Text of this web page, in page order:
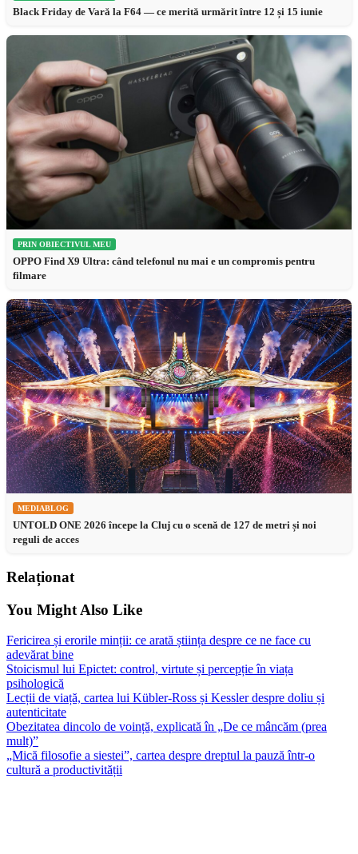
Black Friday de Vară la F64 — ce merită urmărit între 12 și 15 iunie
PRIN OBIECTIVUL MEU
OPPO Find X9 Ultra: când telefonul nu mai e un compromis pentru
filmare
MEDIABLOG
UNTOLD ONE 2026 începe la Cluj cu o scenă de 127 de metri și noi
reguli de acces
Relaționat
You Might Also Like
Fericirea și erorile minții: ce arată știința despre ce ne face cu
adevărat bine
Stoicismul lui Epictet: control, virtute și percepție în viața
psihologică
Lecții de viață, cartea lui Kübler-Ross și Kessler despre doliu și
autenticitate
Obezitatea dincolo de voință, explicată în „De ce mâncăm (prea
mult)”
„Mică filosofie a siestei”, cartea despre dreptul la pauză într-o
cultură a productivității